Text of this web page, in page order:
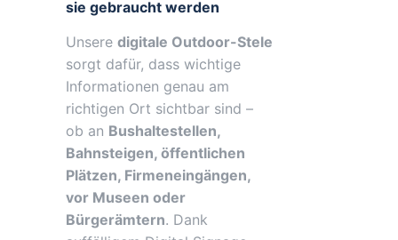
Display
Ekiosk
Android
Menge
sie gebraucht werden
Unsere digitale Outdoor-Stele
sorgt dafür, dass wichtige
Informationen genau am
richtigen Ort sichtbar sind –
ob an Bushaltestellen,
Bahnsteigen, öffentlichen
Plätzen, Firmeneingängen,
vor Museen oder
Bürgerämtern. Dank